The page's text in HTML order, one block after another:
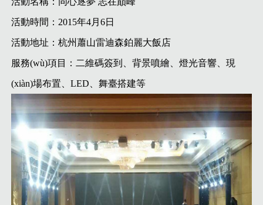
活動時間：2015年4月6日
活動地址：杭州蕭山雷迪森鉑麗大飯店
服務(wù)項目：二維碼簽到、背景噴繪、燈光音響、現
(xiàn)場布置、LED、舞臺搭建等